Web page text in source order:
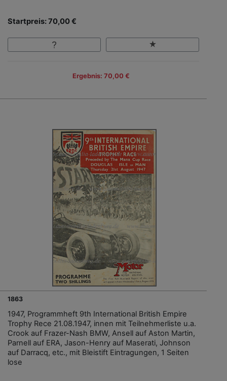
Startpreis: 70,00 €
Ergebnis: 70,00 €
1863
1947, Programmheft 9th International British Empire
Trophy Rece 21.08.1947, innen mit Teilnehmerliste u.a.
Crook auf Frazer-Nash BMW, Ansell auf Aston Martin,
Parnell auf ERA, Jason-Henry auf Maserati, Johnson
auf Darracq, etc., mit Bleistift Eintragungen, 1 Seiten
lose